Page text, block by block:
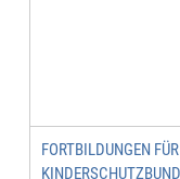
FORTBILDUNGEN